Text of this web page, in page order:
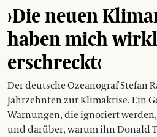
›Die neuen
haben mich
erschreckt‹
Der deutsche Ozeanograf Stefan
Jahrzehnten zur Klimakrise. Ein
Warnungen, die ignoriert
und darüber, warum ihn Donald